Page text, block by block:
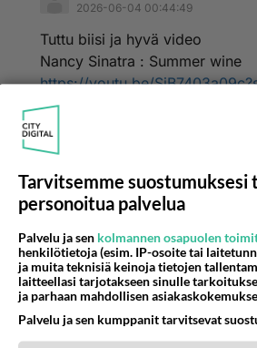
2026-06-04 00:44:49
Tuttu biisi ja hyvä video
Nancy Sinatra : Summer wine
https://youtu.be/
m70Dm-
Anonyymi00024
2026-06-03 23:06:17
Aika: Katuvalot
https://youtu.be/
OgElw
Äänestä
Tarvitsemme suostumuksesi
personoitua palvelua
Palvelu ja sen kolmannen osapuolen
henkilötietoja (esim. IP-osoite tai
ja muita teknisiä keinoja tietojen
laitteellasi tarjotakseen sinulle
ja parhaan mahdollisen
Palvelu ja sen kumppanit tarvitsevat